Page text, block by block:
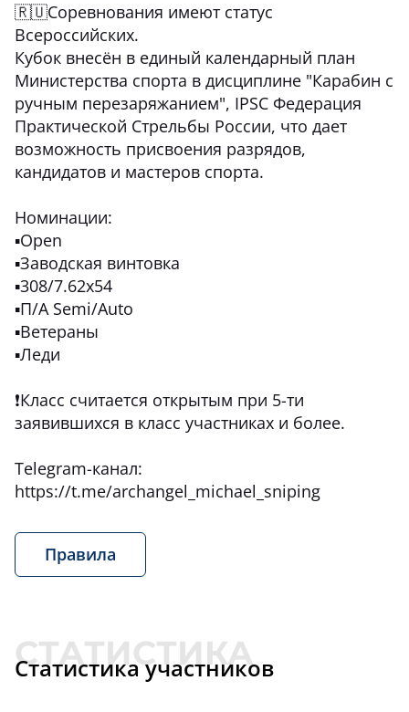
🇷🇺Соревнования имеют статус
Всероссийских.
Кубок внесён в единый календарный план
Министерства спорта в дисциплине "Карабин с
ручным перезаряжанием", IPSC Федерация
Практической Стрельбы России, что дает
возможность присвоения разрядов,
кандидатов и мастеров спорта.
Номинации:
▪Open
▪Заводская винтовка
▪308/7.62х54
▪П/А Semi/Auto
▪Ветераны
▪Леди
❗Класс считается открытым при 5-ти
заявившихся в класс участниках и более.
Telegram-канал:
https://t.me/archangel_michael_sniping
Правила
Статистика участников